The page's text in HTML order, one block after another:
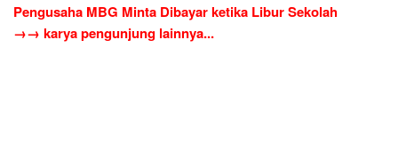
Pengusaha MBG Minta Dibayar ketika Libur Sekolah
→→ karya pengunjung lainnya...